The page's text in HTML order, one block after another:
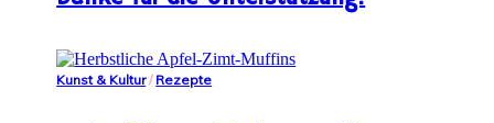
Kunst & Kultur/ Rezepte